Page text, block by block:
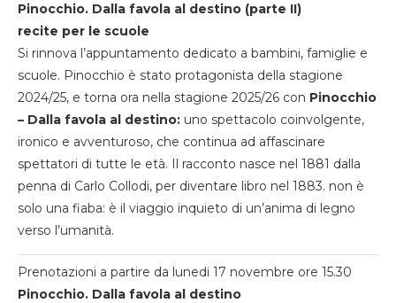
Pinocchio. Dalla favola al destino (parte II)
recite per le scuole
Si rinnova l’appuntamento dedicato a bambini, famiglie e
scuole. Pinocchio è stato protagonista della stagione
2024/25, e torna ora nella stagione 2025/26 con Pinocchio
– Dalla favola al destino: uno spettacolo coinvolgente,
ironico e avventuroso, che continua ad affascinare
spettatori di tutte le età. Il racconto nasce nel 1881 dalla
penna di Carlo Collodi, per diventare libro nel 1883. non è
solo una fiaba: è il viaggio inquieto di un’anima di legno
verso l’umanità.
Prenotazioni a partire da lunedi 17 novembre ore 15.30
Pinocchio. Dalla favola al destino